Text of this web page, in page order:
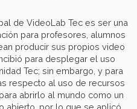
de VideoLab Tec es ser una
para profesores, alumnos
producir sus propios video
para desplegar el uso
Tec; sin embargo, y para
respecto al uso de recursos
abrirlo al mundo como un